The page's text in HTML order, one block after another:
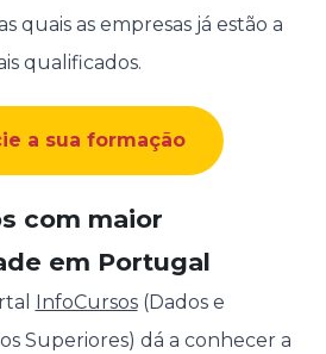
quais as empresas já estão a
qualificados.
a sua formação
com maior
em Portugal
InfoCursos(Dados e
Superiores) dá a conhecer a